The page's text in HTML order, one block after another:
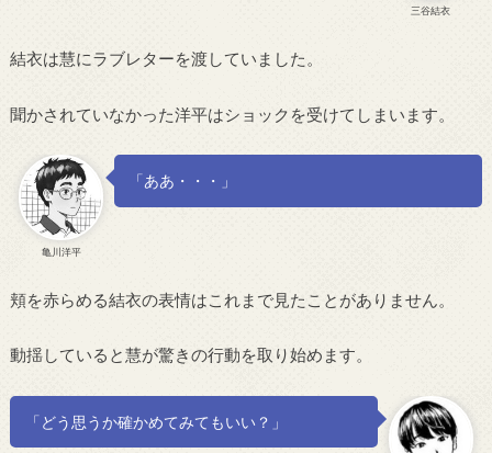
三谷結衣
結衣は慧にラブレターを渡していました。
聞かされていなかった洋平はショックを受けてしまいます。
亀川洋平
「ああ・・・」
頬を赤らめる結衣の表情はこれまで見たことがありません。
動揺していると慧が驚きの行動を取り始めます。
「どう思うか確かめてみてもいい？」